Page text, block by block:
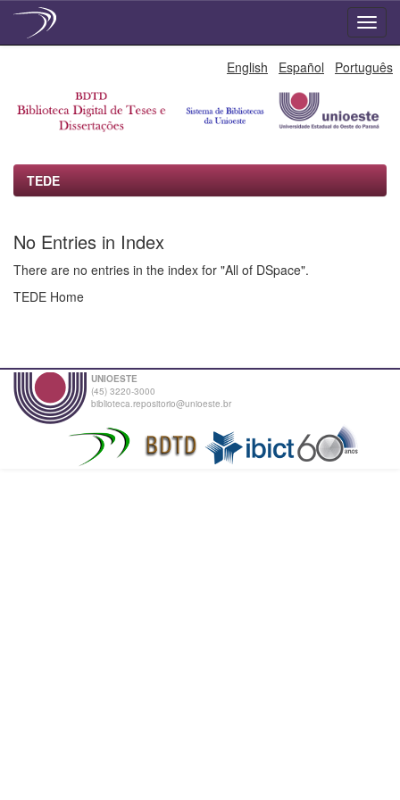
English Español Português
TEDE
No Entries in Index
There are no entries in the index for "All of DSpace".
TEDE Home
UNIOESTE
(45) 3220-3000
biblioteca.repositorio@unioeste.br